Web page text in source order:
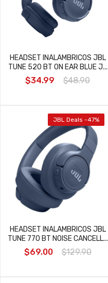
HEADSET INALAMBRICOS JBL
TUNE 520 BT ON EAR BLUE J...
$34.99 $48.90
JBL Deals -47%
HEADSET INALAMBRICOS JBL
TUNE 770 BT NOISE CANCELL...
$69.00 $129.90